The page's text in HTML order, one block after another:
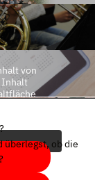
von
Inhalt
überlegst, ob die